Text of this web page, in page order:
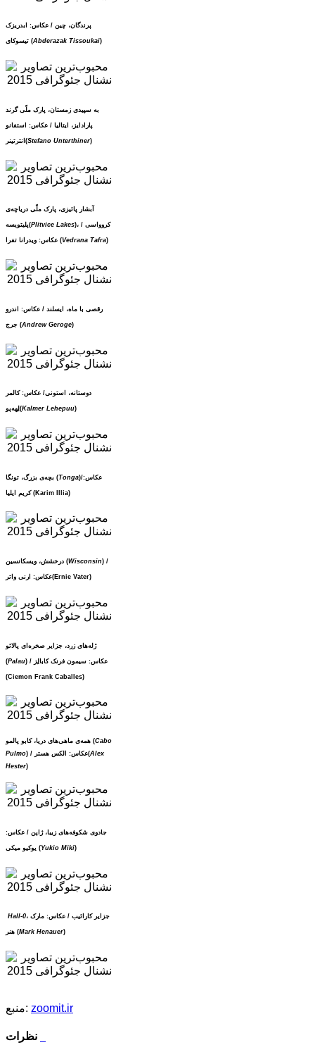
پرندگان، چین / عکاس: ابدریزک
تیسوکای (Abderazak Tissoukai)
به سپیدی زمستان، پارک ملّی گرند
پارادایز، ایتالیا / عکاس: استفانو
انترتینر(Stefano Unterthiner)
آبشار پائیزی، پارک ملّی دریاچه‌ی
پلیتویسه(Plitvice Lakes)، کروواسی /
عکاس: ویدرانا تفرا (Vedrana Tafra)
رقصی با ماه، ایسلند / عکاس: اندرو
جرج (Andrew Geroge)
دوستانه، استونی/ عکاس: کالمر
لِهه‌پو(Kalmer Lehepuu)
بچه‌ی بزرگ، تونگا (Tonga)/عکاس:
کریم ایلیا (Karim Illia)
درخشش، ویسکانسین (Wisconsin) /
عکاس: ارنی واتر(Ernie Vater)
ژله‌های زرد، جزایر صخره‌ای پالائو
(Palau) / عکاس: سیمون فرنک کابالِز
(Ciemon Frank Caballes)
همه‌ی ماهی‌های دریا، کابو پالمو (Cabo
Pulmo
) / عکاس: الکس هستر(Alex
Hester)
جادوی شکوفه‌های زیبا، ژاپن / عکاس:
یوکیو میکی (Yukio Miki)
Hall-0، جزایر کارائیب / عکاس: مارک
هنر (Mark Henauer)
منبع: zoomit.ir